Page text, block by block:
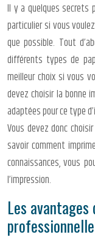
Il y a quelques secrets
particulier si vous
que possible. Tout
différents types de
meilleur choix si vous
devez choisir la bonne
adaptées pour ce type
Vous devez donc
savoir comment
connaissances, vous
l’impression.
Les avantages